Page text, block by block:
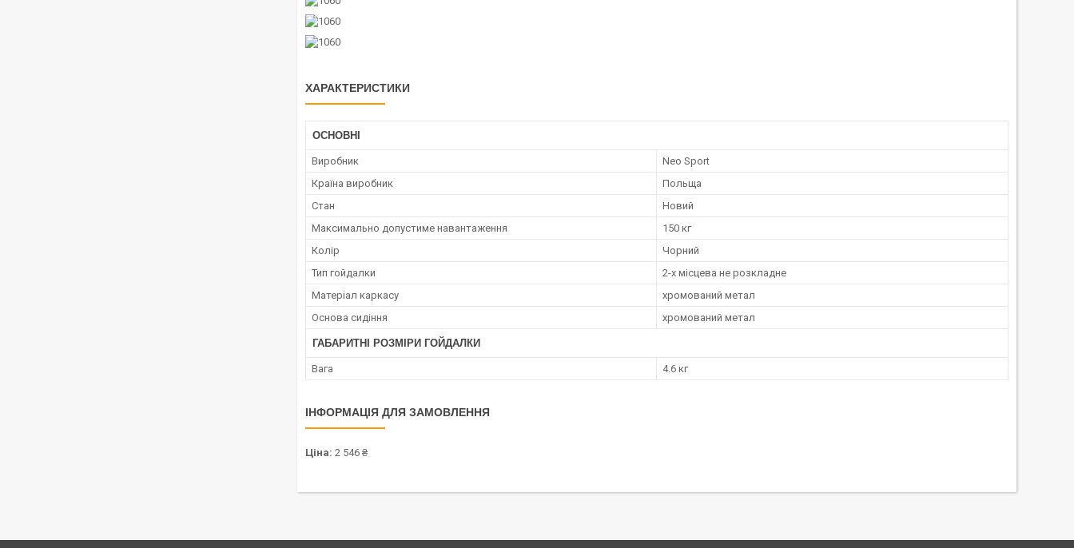
ХАРАКТЕРИСТИКИ
ОСНОВНІ
Виробник
Neo Sport
Країна виробник
Польща
Стан
Новий
Максимально допустиме навантаження
150 кг
Колір
Чорний
Тип гойдалки
2-х місцева не розкладне
Матеріал каркасу
хромований метал
Основа сидіння
хромований метал
ГАБАРИТНІ РОЗМІРИ ГОЙДАЛКИ
Вага 4.6 кг
ІНФОРМАЦІЯ ДЛЯ ЗАМОВЛЕННЯ
Ціна: 2 546 ₴